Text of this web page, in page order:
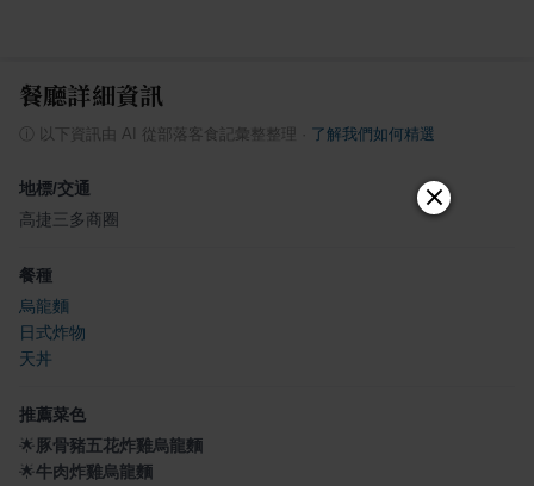
餐廳詳細資訊
以下資訊由 AI 從部落客食記彙整整理 了解我們如何精選
地標/交通
高捷三多商圈
餐種
烏龍麵
日式炸物
天丼
推薦菜色
🌟 豚骨豬五花炸雞烏龍麵
🌟牛肉炸雞烏龍麵